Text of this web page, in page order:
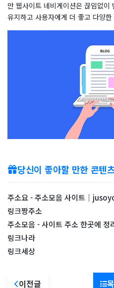
만 웹사이트 네비게이션은 끊임없
유지하고 사용자에게 더 좋고 다양
당신이 좋아할 만한 콘텐
주소요 - 주소모음 사이트｜
링크짱주소
주소모음 - 사이트 주소 한곳에 정
링크나라
링크세상
이전글